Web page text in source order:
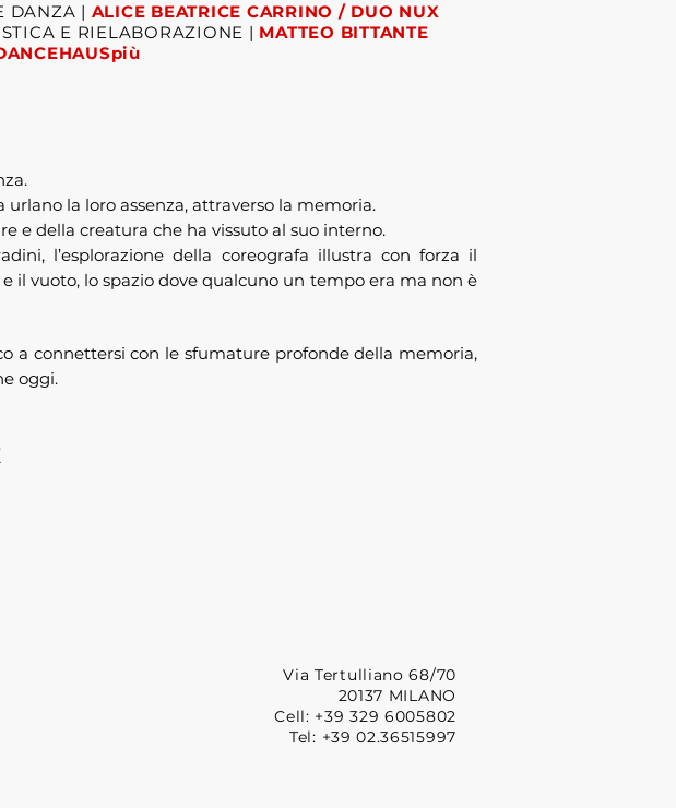
DANZA | ALICE BEATRICE CARRINO / DUO NUX
E RIELABORAZIONE | MATTEO BITTANTE
la loro assenza, attraverso la memoria.
e della creatura che ha vissuto al suo interno.
l’esplorazione della coreografa illustra con forza il
il vuoto, lo spazio dove qualcuno un tempo era ma non è
a connettersi con le sfumature profonde della memoria,
oggi.
Via Tertulliano 68/70
20137 MILANO
Cell: +39 329 6005802
Tel: +39 02.36515997